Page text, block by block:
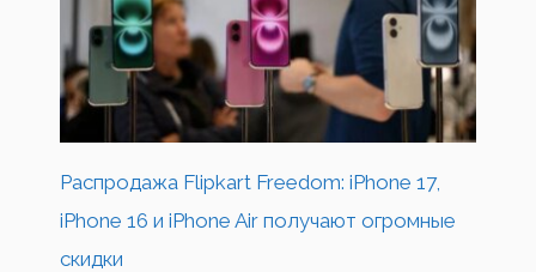
Распродажа Flipkart Freedom: iPhone 17,
iPhone 16 и iPhone Air получают огромные
скидки